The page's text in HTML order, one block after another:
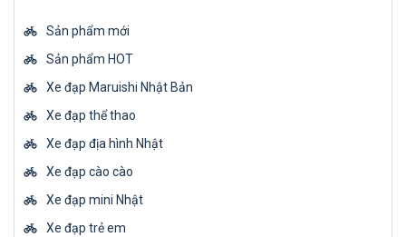
Sản phẩm mới
Sản phẩm HOT
Xe đạp Maruishi Nhật Bản
Xe đạp thể thao
Xe đạp địa hình Nhật
Xe đạp cào cào
Xe đạp mini Nhật
Xe đạp trẻ em